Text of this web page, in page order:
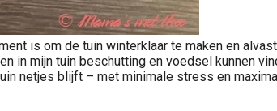
is om de tuin winterklaar te maken en
in mijn tuin beschutting en voedsel kunnen
netjes blijft – met minimale stress en